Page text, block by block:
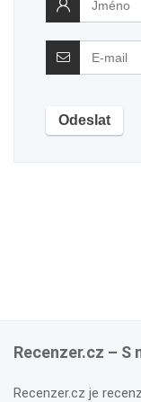
Recenzer.cz – S
Recenzer.cz je